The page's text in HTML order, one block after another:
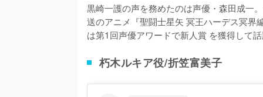
黒崎一護の声を務めたのは声優・森田成一
送のアニメ『聖闘士星矢 冥王ハーデス冥界
は第1回声優アワードで新人賞 を獲得して話
朽木ルキア役/折笠富美子